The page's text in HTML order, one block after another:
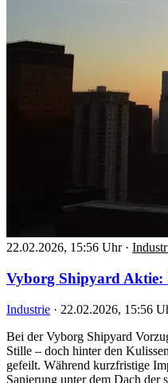
22.02.2026, 15:56 Uhr ·
Vyborg Shipyard Aktie:
Industrie · 22.02.2026, 15:56
Bei der Vyborg Shipyard
Stille – doch hinter den
gefeilt. Während kurzfristige
Sanierung unter dem Dach